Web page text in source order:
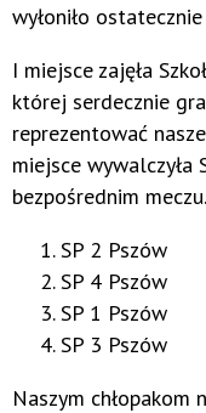
wyłoniło
I miejsce zajęła
której serdecznie
reprezentować
miejsce wywalczyła
bezpośrednim meczu.
SP 2 Pszów
SP 4 Pszów
SP 1 Pszów
SP 3 Pszów
Naszym